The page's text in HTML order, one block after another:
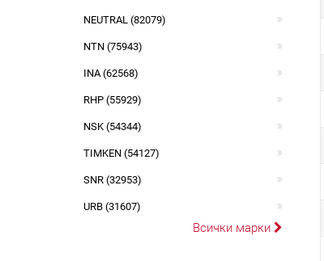
NEUTRAL (82079)
NTN (75943)
INA (62568)
RHP (55929)
NSK (54344)
TIMKEN (54127)
SNR (32953)
URB (31607)
Всички марки